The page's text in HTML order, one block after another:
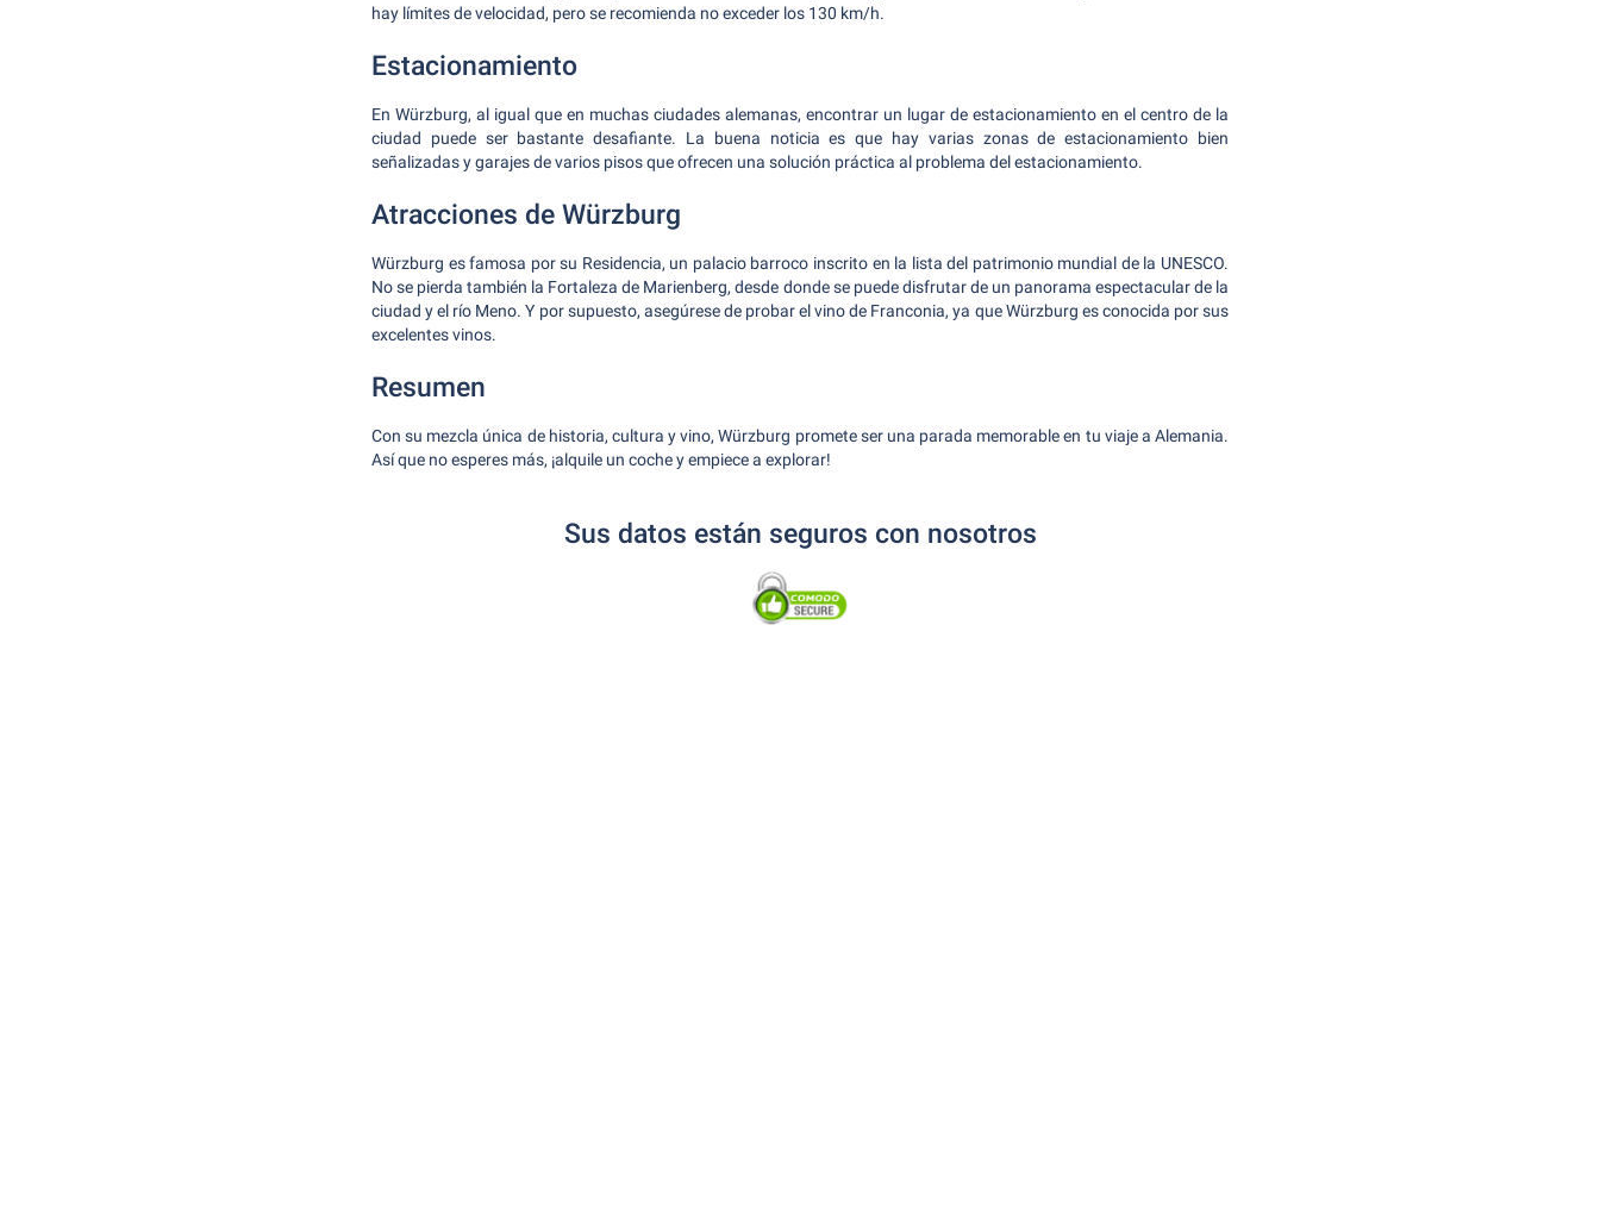
hay límites de velocidad, pero se recomienda no exceder los 130 km/h.
Estacionamiento
En Würzburg, al igual que en muchas ciudades alemanas, encontrar un lugar de estacionamiento en el centro de la
ciudad puede ser bastante desafiante. La buena noticia es que hay varias zonas de estacionamiento bien
señalizadas y garajes de varios pisos que ofrecen una solución práctica al problema del estacionamiento.
Atracciones de Würzburg
Würzburg es famosa por su Residencia, un palacio barroco inscrito en la lista del patrimonio mundial de la UNESCO.
No se pierda también la Fortaleza de Marienberg, desde donde se puede disfrutar de un panorama espectacular de la
ciudad y el río Meno. Y por supuesto, asegúrese de probar el vino de Franconia, ya que Würzburg es conocida por sus
excelentes vinos.
Resumen
Con su mezcla única de historia, cultura y vino, Würzburg promete ser una parada memorable en tu viaje a Alemania.
Así que no esperes más, ¡alquile un coche y empiece a explorar!
Sus datos están seguros con nosotros